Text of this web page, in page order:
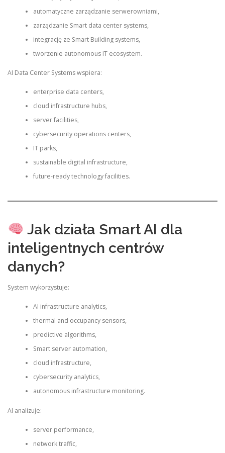
automatyczne zarządzanie serwerowniami,
zarządzanie Smart data center systems,
integrację ze Smart Building systems,
tworzenie autonomous IT ecosystem.
AI Data Center Systems wspiera:
enterprise data centers,
cloud infrastructure hubs,
server facilities,
cybersecurity operations centers,
IT parks,
sustainable digital infrastructure,
future-ready technology facilities.
Jak działa Smart AI dla
inteligentnych centrów
danych?
System wykorzystuje:
AI infrastructure analytics,
thermal and occupancy sensors,
predictive algorithms,
Smart server automation,
cloud infrastructure,
cybersecurity analytics,
autonomous infrastructure monitoring.
AI analizuje:
server performance,
network traffic,